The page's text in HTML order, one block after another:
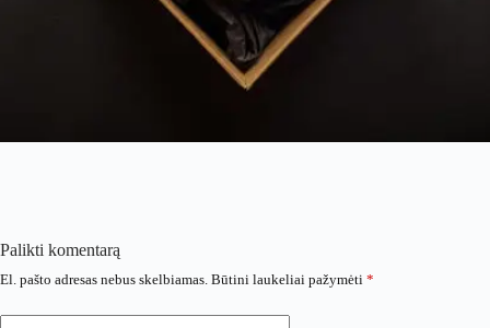
Palikti komentarą
El. pašto adresas nebus skelbiamas. Būtini laukeliai pažymėti *